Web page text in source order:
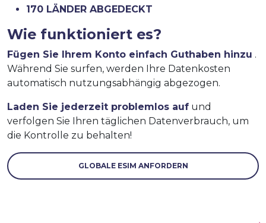
170 LÄNDER ABGEDECKT
Wie funktioniert es?
Fügen Sie Ihrem Konto einfach Guthaben hinzu .
Während Sie surfen, werden Ihre Datenkosten
automatisch nutzungsabhängig abgezogen.
Laden Sie jederzeit problemlos auf und
verfolgen Sie Ihren täglichen Datenverbrauch, um
die Kontrolle zu behalten!
GLOBALE ESIM ANFORDERN